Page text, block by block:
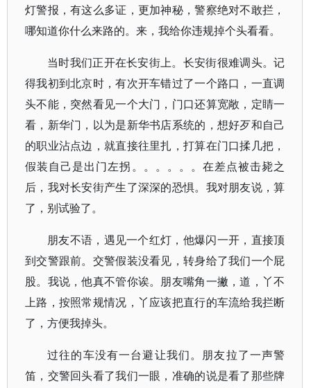
灯警报，有这么多证，更加神秘，警察绝对不敢拦，
哪知道你什么来路的。来，我给你违规掉个头看看。
当时我们正开在长安街上。长安街很难调头。记
得我初到北京时，有次开车错过了一个路口，一直调
头不能，突然看见一个大门，门口还算宽敞，定睛一
看，新华门，以为是新华书店系统的，想好歹和自己
的职业沾点边，就直接往里扎，打算在门口揉几把，
假装自己是出门左拐。。。。。。在差点被击毙之
后，我对长安街产生了深深的恐惧。我对朋友说，算
了，别试验了。
朋友不语，遇见一个红灯，他爆闪一开，直接顶
到交警跟前。交警假装没看见，转身给了我们一个屁
股。我说，他真不管你诶。朋友嘴角一撇，道，丫不
上路，按照常规情况，丫应该把直行的车流给我拦断
了，方便我掉头。
过往的车没有一台避让我们。朋友拉了一声警
笛，交警回头看了我们一眼，准确的说是看了那些牌